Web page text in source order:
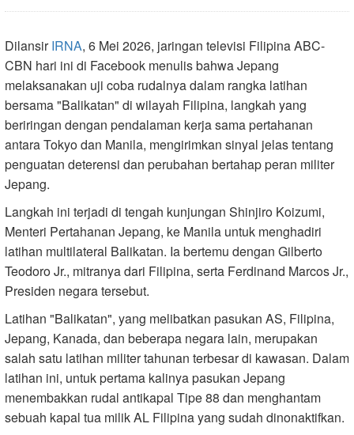
DilansirIRNA, 6 Mei 2026, jaringan televisi Filipina ABC-
CBN hari ini di Facebook menulis bahwa Jepang
melaksanakan uji coba rudalnya dalam rangka latihan
bersama "Balikatan" di wilayah Filipina, langkah yang
beriringan dengan pendalaman kerja sama pertahanan
antara Tokyo dan Manila, mengirimkan sinyal jelas tentang
penguatan deterensi dan perubahan bertahap peran militer
Jepang.
Langkah ini terjadi di tengah kunjungan Shinjiro Koizumi,
Menteri Pertahanan Jepang, ke Manila untuk menghadiri
latihan multilateral Balikatan. Ia bertemu dengan Gilberto
Teodoro Jr., mitranya dari Filipina, serta Ferdinand Marcos Jr.,
Presiden negara tersebut.
Latihan "Balikatan", yang melibatkan pasukan AS, Filipina,
Jepang, Kanada, dan beberapa negara lain, merupakan
salah satu latihan militer tahunan terbesar di kawasan. Dalam
latihan ini, untuk pertama kalinya pasukan Jepang
menembakkan rudal antikapal Tipe 88 dan menghantam
sebuah kapal tua milik AL Filipina yang sudah dinonaktifkan.